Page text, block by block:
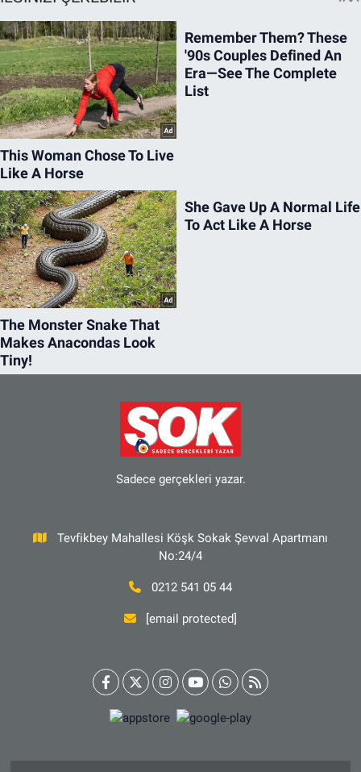
Sadece gerçekleri yazar.
Tevfikbey Mahallesi Köşk Sokak Şevval Apartmanı
No:24/4
0212 541 05 44
[email protected]